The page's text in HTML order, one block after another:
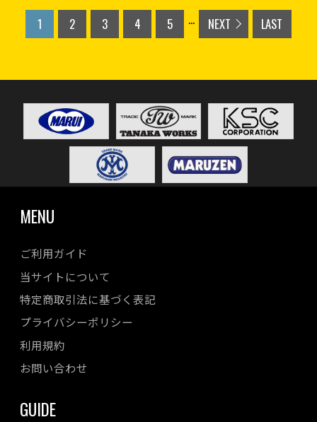
1 2 3 4 5 ... NEXT LAST
MENU
ご利用ガイド
当サイトについて
特定商取引法に基づく表記
プライバシーポリシー
利用規約
お問い合わせ
GUIDE